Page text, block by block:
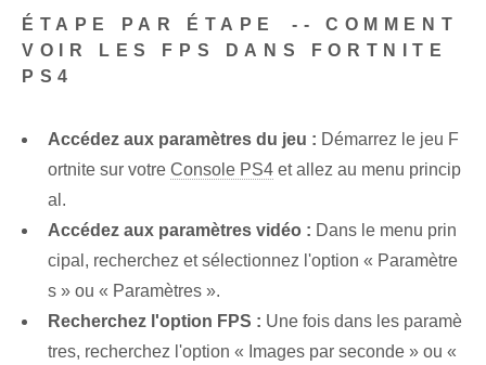
ÉTAPE PAR ÉTAPE ⁤-- COMMENT
VOIR LES FPS DANS FORTNITE
‌PS4
Accédez aux paramètres du jeu : Démarrez le jeu ‍F
ortnite sur votre Console PS4 et⁢ allez au⁢ menu princip
al.
Accédez aux paramètres vidéo : ⁣Dans le menu prin
cipal, ⁢recherchez et⁣ sélectionnez l'option « Paramètre
s » ou⁤ « Paramètres ».
Recherchez l'option FPS : ⁢Une fois dans⁣ les paramè
tres, recherchez l'option « Images par seconde » ou «